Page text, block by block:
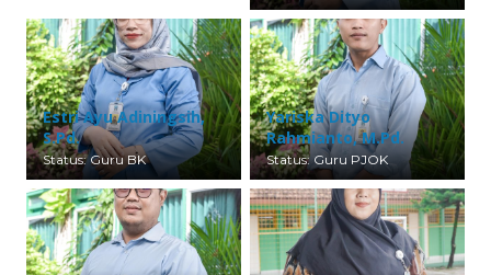
Estri Ayu Adiningsih,
S.Pd.
Status: Guru BK
Yariska Dityo
Rahmianto, M.Pd.
Status: Guru PJOK